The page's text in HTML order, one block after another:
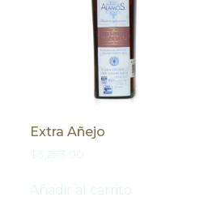
Extra Añejo
$ 3,253.00
Añadir al carrito